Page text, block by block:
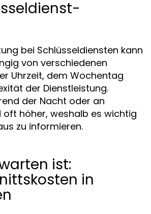
bei Schlüsseldiensten kann
von verschiedenen
Uhrzeit, dem Wochentag
der Dienstleistung.
der Nacht oder an
oft höher, weshalb es wichtig
zu informieren.
ist:
in